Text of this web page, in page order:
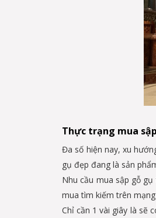
Thực trạng mua
Đa số hiện nay, xu
gụ đẹp đang là sản
Nhu cầu mua sập gỗ
mua tìm kiếm trên
Chỉ cần 1 vài giây là sẽ